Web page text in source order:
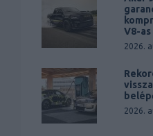
V8-as
2026.
2026.